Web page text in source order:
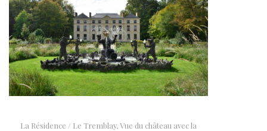
La Résidence / Le Tremblay, Vue du château avec la